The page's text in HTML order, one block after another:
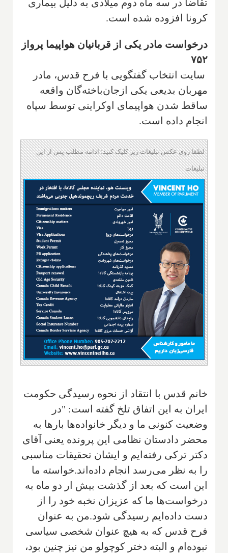
تقاضا در سه ماه دوم میلادی به دلیل بیماری
کرونا افزوده شده است.
درخواست مادر یکی از قربانیان هواپیما پرواز
۷۵۲
سایت انتخاب گفتگویی با فرح قدس، مادر
مهربان بدیعی یکی ازجان‌باخته‌گان واقعه
ساقط شدن هواپیمای اوکراینی توسط سپاه
انجام داده است.
لطفا روی عکس تبلیغات زیر کلیک کنید؛ ادامه مطلب پس از این
تبلیغات
خانم قدس با انتقاد از نحوه رسیدگی حکومت
ایران به این اتفاق تلخ گفته است: "در
وضعیت کنونی ما و دیگر خانواده‌ها بار‌ها به
محضر دادستان نظامی این پرونده یعنی آقای
دکتر ترکی رفته‌ایم و ایشان تحقیقات مناسبی
را به نظر می‌رسد انجام داده‌اند.خواسته ما
این است که بعد از گذشت بیش ار دو ماه به
درخواست‌ها ما که عزیزان نخبه خود را از
دست داده‌ایم رسیدگی شود.من به عنوان
فرح قدس که به هیچ عنوان شخصی سیاسی
نبوده‌ام و البته دختر کوچولو من نیز چنین بود،